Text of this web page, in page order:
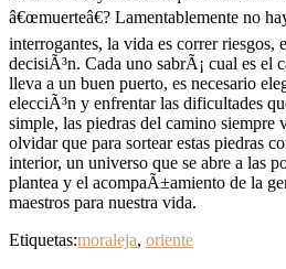
â€œmuerteâ€? Lamentablemente no
interrogantes, la vida es correr riesgos,
decisiÃ³n. Cada uno sabrÃ¡ cual es el
lleva a un buen puerto, es necesario
elecciÃ³n y enfrentar las dificultades
simple, las piedras del camino siempre
olvidar que para sortear estas piedras
interior, un universo que se abre a las
plantea y el acompaÃ±amiento de la
maestros para nuestra vida.
Etiquetas:moraleja, oriente